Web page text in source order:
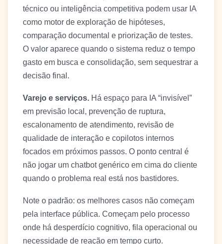
técnico ou inteligência competitiva podem usar IA
como motor de exploração de hipóteses,
comparação documental e priorização de testes.
O valor aparece quando o sistema reduz o tempo
gasto em busca e consolidação, sem sequestrar a
decisão final.
Varejo e serviços. Há espaço para IA “invisível”
em previsão local, prevenção de ruptura,
escalonamento de atendimento, revisão de
qualidade de interação e copilotos internos
focados em próximos passos. O ponto central é
não jogar um chatbot genérico em cima do cliente
quando o problema real está nos bastidores.
Note o padrão: os melhores casos não começam
pela interface pública. Começam pelo processo
onde há desperdício cognitivo, fila operacional ou
necessidade de reação em tempo curto.